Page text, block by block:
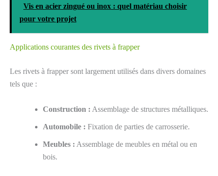
Vis en acier zingué ou inox : quel matériau choisir
pour votre projet
Applications courantes des rivets à frapper
Les rivets à frapper sont largement utilisés dans divers domaines
tels que :
Construction : Assemblage de structures métalliques.
Automobile : Fixation de parties de carrosserie.
Meubles : Assemblage de meubles en métal ou en
bois.